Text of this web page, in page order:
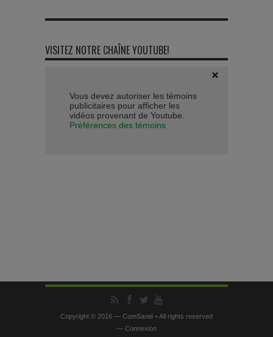
VISITEZ NOTRE CHAÎNE YOUTUBE!
Vous devez autoriser les témoins
publicitaires pour afficher les
vidéos provenant de Youtube.
Préférences des témoins
Copyright © 2016 — ComSanté • All rights reserved
— Connexion